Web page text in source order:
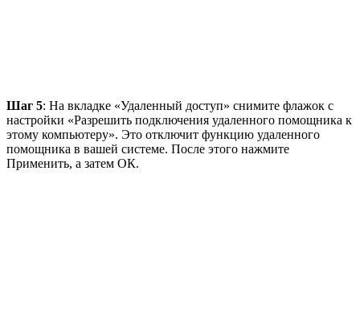
Шаг 5: На вкладке «Удаленный доступ» снимите флажок с
настройки «Разрешить подключения удаленного помощника к
этому компьютеру». Это отключит функцию удаленного
помощника в вашей системе. После этого нажмите
Применить, а затем ОК.